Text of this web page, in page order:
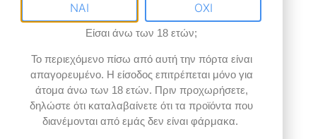
ΝΑΙ ΟΧΙ
Είσαι άνω των 18 ετών;
Το περιεχόμενο πίσω από αυτή την πόρτα είναι
απαγορευμένο. Η είσοδος επιτρέπεται μόνο για
άτομα άνω των 18 ετών. Πριν προχωρήσετε,
δηλώστε ότι καταλαβαίνετε ότι τα προϊόντα που
διανέμονται από εμάς δεν είναι φάρμακα.